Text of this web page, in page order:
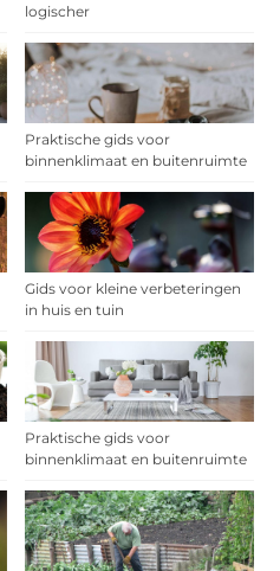
logischer
Praktische gids voor
binnenklimaat en buitenruimte
Gids voor kleine verbeteringen
in huis en tuin
Praktische gids voor
binnenklimaat en buitenruimte